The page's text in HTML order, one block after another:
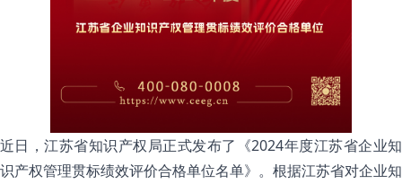
近日，江苏省知识产权局正式发布了《2024年度江苏省企业知
识产权管理贯标绩效评价合格单位名单》。根据江苏省对企业知